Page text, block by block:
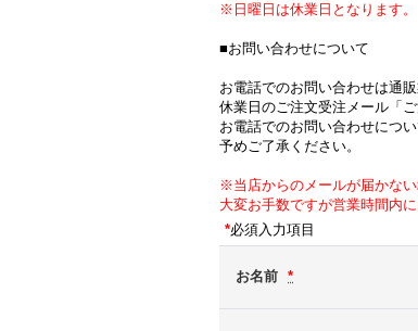
※日曜日は休業日となります。
■お問い合わせについて
お電話でのお問い合わせは通
休業日のご注文受注メール「
お電話でのお問い合わせにつ
予めご了承ください。
※当店からのメールが届かな
大変お手数ですが営業時間内
*必須入力項目
お名前 *